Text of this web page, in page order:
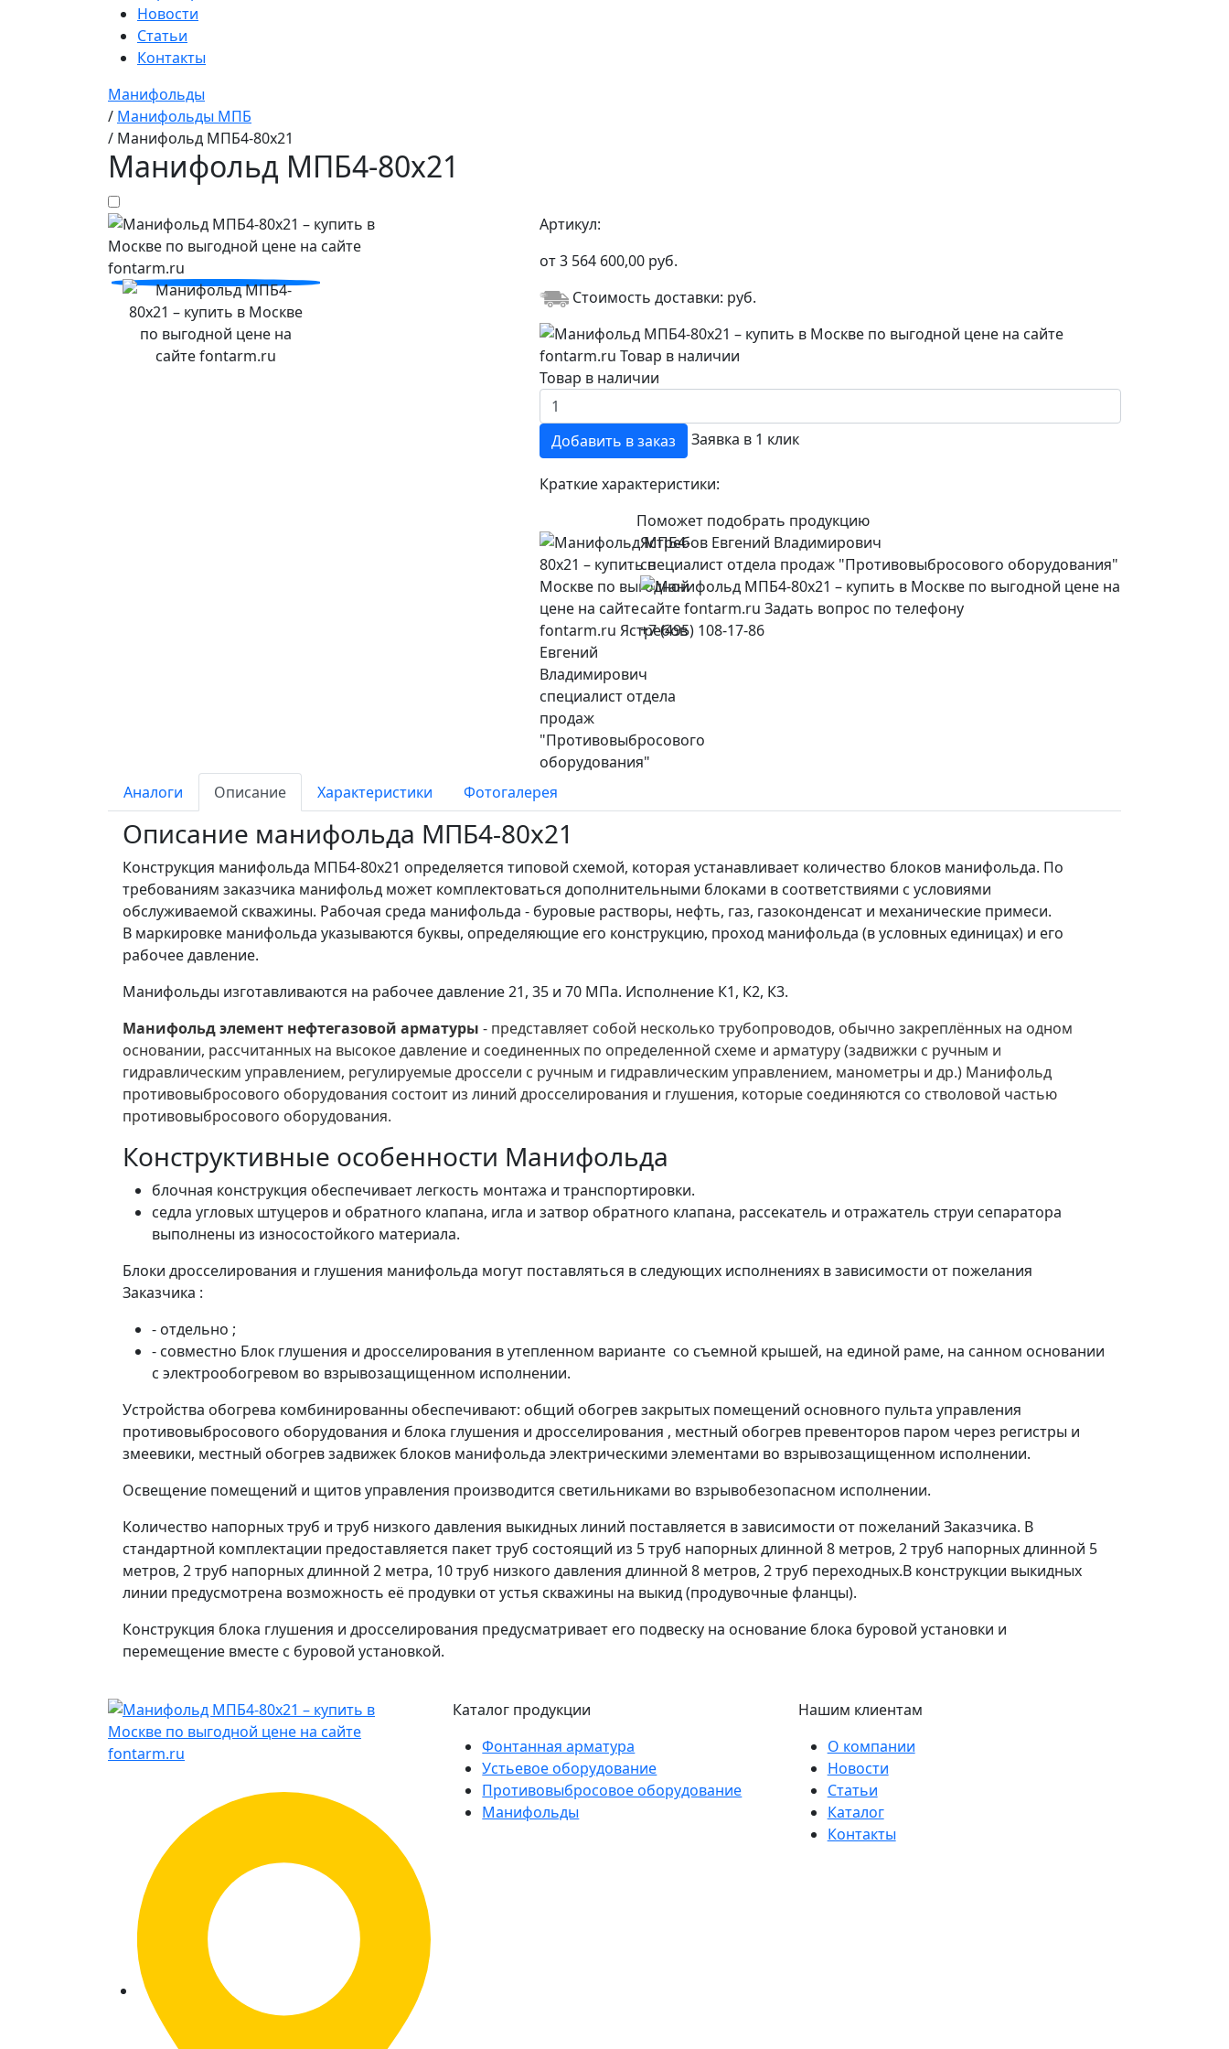
Новости
Статьи
Контакты
Манифольды
/ Манифольды МПБ
/ Манифольд МПБ4-80х21
Манифольд МПБ4-80х21
Артикул:
от3 564 600,00руб.
Стоимость доставки: руб.
Товар в наличии
Добавить в заказ Заявка в 1 клик
Краткие характеристики:
Поможет подобрать продукцию
Ястребов Евгений Владимирович
специалист отдела продаж "Противовыбросового оборудования"
+7 (495) 108-17-86
Аналоги Описание Характеристики Фотогалерея
Описание манифольда МПБ4-80х21
Конструкция манифольда МПБ4-80х21 определяется типовой схемой, которая устанавливает количество блоков манифольда. По
требованиям заказчика манифольд может комплектоваться дополнительными блоками в соответствиями с условиями
обслуживаемой скважины. Рабочая среда манифольда - буровые растворы, нефть, газ, газоконденсат и механические примеси.
В маркировке манифольда указываются буквы, определяющие его конструкцию, проход манифольда (в условных единицах) и его
рабочее давление.
Манифольды изготавливаются на рабочее давление 21, 35 и 70 МПа. Исполнение К1, К2, К3.
Манифольд элемент нефтегазовой арматуры - представляет собой несколько трубопроводов, обычно закреплённых на одном
основании, рассчитанных на высокое давление и соединенных по определенной схеме и арматуру (задвижки с ручным и
гидравлическим управлением, регулируемые дроссели с ручным и гидравлическим управлением, манометры и др.) Манифольд
противовыбросового оборудования состоит из линий дросселирования и глушения, которые соединяются со стволовой частью
противовыбросового оборудования.
Конструктивные особенности Манифольда
блочная конструкция обеспечивает легкость монтажа и транспортировки.
седла угловых штуцеров и обратного клапана, игла и затвор обратного клапана, рассекатель и отражатель струи сепаратора
выполнены из износостойкого материала.
Блоки дросселирования и глушения манифольда могут поставляться в следующих исполнениях в зависимости от пожелания
Заказчика :
- отдельно ;
- совместно Блок глушения и дросселирования в утепленном варианте со съемной крышей, на единой раме, на санном основании
с электрообогревом во взрывозащищенном исполнении.
Устройства обогрева комбинированны обеспечивают: общий обогрев закрытых помещений основного пульта управления
противовыбросового оборудования и блока глушения и дросселирования , местный обогрев превенторов паром через регистры и
змеевики, местный обогрев задвижек блоков манифольда электрическими элементами во взрывозащищенном исполнении.
Освещение помещений и щитов управления производится светильниками во взрывобезопасном исполнении.
Количество напорных труб и труб низкого давления выкидных линий поставляется в зависимости от пожеланий Заказчика. В
стандартной комплектации предоставляется пакет труб состоящий из 5 труб напорных длинной 8 метров, 2 труб напорных длинной 5
метров, 2 труб напорных длинной 2 метра, 10 труб низкого давления длинной 8 метров, 2 труб переходных.В конструкции выкидных
линии предусмотрена возможность её продувки от устья скважины на выкид (продувочные фланцы).
Конструкция блока глушения и дросселирования предусматривает его подвеску на основание блока буровой установки и
перемещение вместе с буровой установкой.
Каталог продукции
Фонтанная арматура
Устьевое оборудование
Противовыбросовое оборудование
Манифольды
Нашим клиентам
О компании
Новости
Статьи
Каталог
Контакты